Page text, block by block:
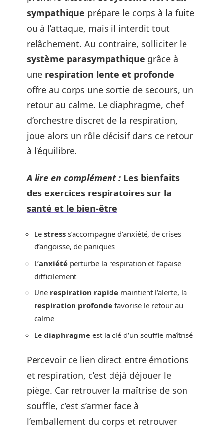
sympathique prépare le corps à la fuite
ou à l’attaque, mais il interdit tout
relâchement. Au contraire, solliciter le
système parasympathique grâce à
une respiration lente et profonde
offre au corps une sortie de secours, un
retour au calme. Le diaphragme, chef
d’orchestre discret de la respiration,
joue alors un rôle décisif dans ce retour
à l’équilibre.
A lire en complément : Les bienfaits
des exercices respiratoires sur la
santé et le bien-être
Le stress s’accompagne d’anxiété, de crises
d’angoisse, de paniques
L’anxiété perturbe la respiration et l’apaise
difficilement
Une respiration rapide maintient l’alerte, la
respiration profonde favorise le retour au
calme
Le diaphragme est la clé d’un souffle maîtrisé
Percevoir ce lien direct entre émotions
et respiration, c’est déjà déjouer le
piège. Car retrouver la maîtrise de son
souffle, c’est s’armer face à
l’emballement du corps et retrouver